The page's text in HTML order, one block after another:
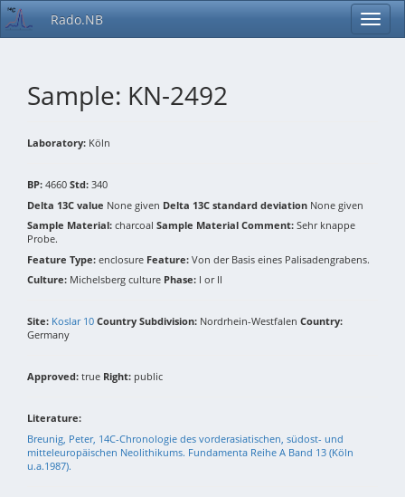
Rado.NB
Sample: KN-2492
Laboratory: Köln
BP: 4660 Std: 340
Delta 13C value None given Delta 13C standard deviation None given
Sample Material: charcoal Sample Material Comment: Sehr knappe
Probe.
Feature Type: enclosure Feature: Von der Basis eines Palisadengrabens.
Culture: Michelsberg culture Phase: I or II
Site: Koslar 10 Country Subdivision: Nordrhein-Westfalen Country:
Germany
Approved: true Right: public
Literature:
Breunig, Peter, 14C-Chronologie des vorderasiatischen, südost- und
mitteleuropäischen Neolithikums. Fundamenta Reihe A Band 13 (Köln
u.a.1987).